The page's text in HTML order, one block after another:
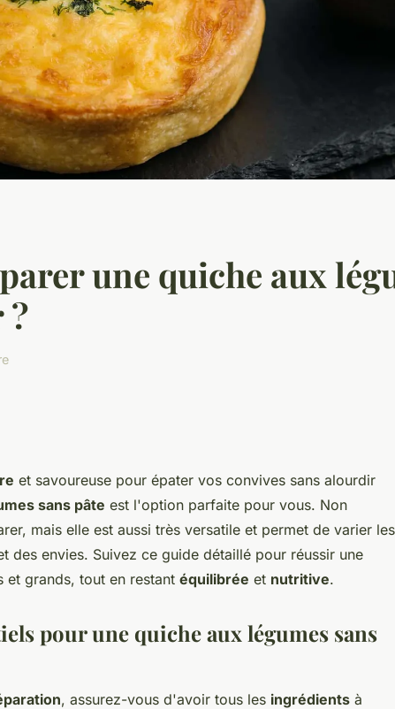
une quiche aux
?
et savoureuse pour épater vos convives sans alourdir
sans pâte est l'option parfaite pour vous. Non
mais elle est aussi très versatile et permet de varier les
des envies. Suivez ce guide détaillé pour réussir une
et grands, tout en restant équilibrée et nutritive.
pour une quiche aux légumes sans
, assurez-vous d'avoir tous les ingrédients à